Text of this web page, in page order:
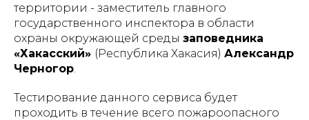
территории - заместитель главного
государственного инспектора в области
охраны окружающей среды заповедника
«Хакасский» (Республика Хакасия) Александр
Черногор
Тестирование данного сервиса будет
проходить в течение всего пожароопасного